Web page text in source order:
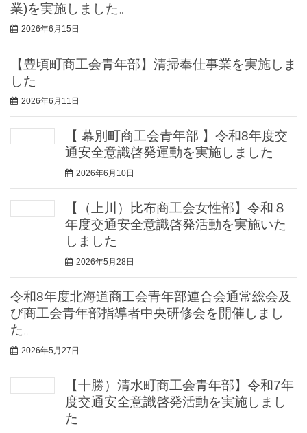
業)を実施しました。
2026年6月15日
【豊頃町商工会青年部】清掃奉仕事業を実施しま
した
2026年6月11日
【 幕別町商工会青年部 】令和8年度交
通安全意識啓発運動を実施しました
2026年6月10日
【（上川）比布商工会女性部】令和８
年度交通安全意識啓発活動を実施いた
しました
2026年5月28日
令和8年度北海道商工会青年部連合会通常総会及
び商工会青年部指導者中央研修会を開催しまし
た。
2026年5月27日
【十勝）清水町商工会青年部】令和7年
度交通安全意識啓発活動を実施しまし
た